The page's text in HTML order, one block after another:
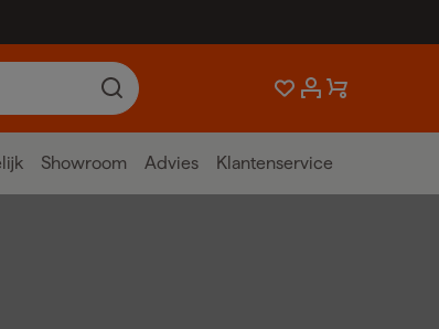
Showroom Advies Klantenservice